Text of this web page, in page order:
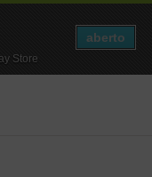
Store
aberto